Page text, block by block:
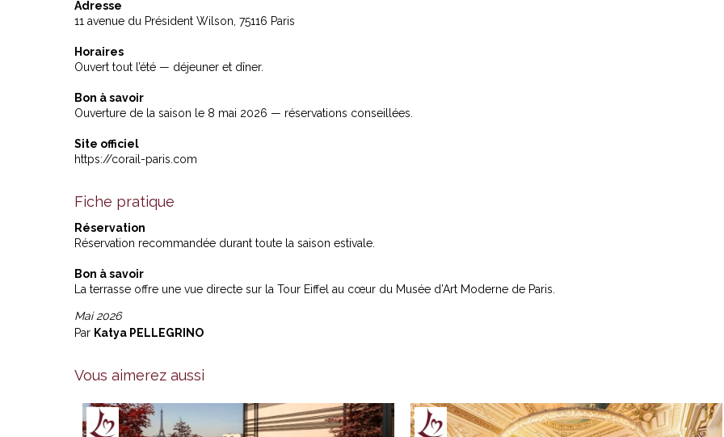
Adresse
11 avenue du Président Wilson, 75116 Paris
Horaires
Ouvert tout l’été — déjeuner et dîner.
Bon à savoir
Ouverture de la saison le 8 mai 2026 — réservations conseillées.
Site officiel
https://corail-paris.com
Fiche pratique
Réservation
Réservation recommandée durant toute la saison estivale.
Bon à savoir
La terrasse offre une vue directe sur la Tour Eiffel au cœur du Musée d’Art Moderne de Paris.
Mai 2026
Par Katya PELLEGRINO
Vous aimerez aussi